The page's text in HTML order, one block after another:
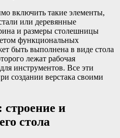
включить такие элементы,
или деревянные
и размеры столешницы
функциональных
быть выполнена в виде стола
лежат рабочая
инструментов. Все эти
создании верстака своими
строение и
стола